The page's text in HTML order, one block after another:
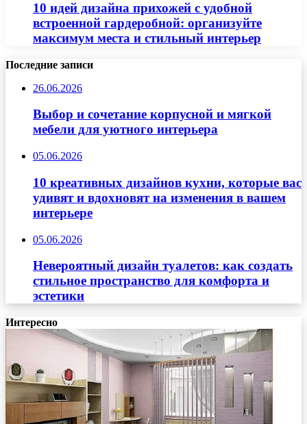
10 идей дизайна прихожей с удобной
встроенной гардеробной: организуйте
максимум места и стильный интерьер
Последние записи
26.06.2026
Выбор и сочетание корпусной и мягкой
мебели для уютного интерьера
05.06.2026
10 креативных дизайнов кухни, которые вас
удивят и вдохновят на изменения в вашем
интерьере
05.06.2026
Невероятный дизайн туалетов: как создать
стильное пространство для комфорта и
эстетики
Интересно